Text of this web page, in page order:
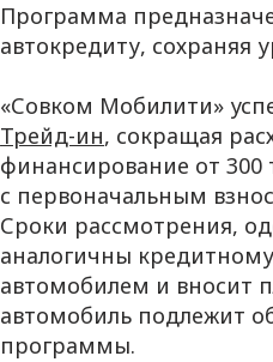
Программа
автокредиту, сохраняя
«Совком Мобилити»
Трейд-ин, сокращая
финансирование от 300
с первоначальным
Сроки рассмотрения,
аналогичны
автомобилем и вносит
автомобиль подлежит
программы.